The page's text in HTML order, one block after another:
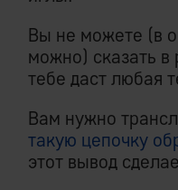
Вы не можете (в
можно) сказать
тебе даст любая
Вам нужно
такую цепочку
этот вывод